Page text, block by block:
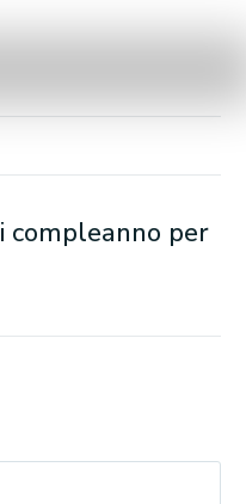
compleanno per